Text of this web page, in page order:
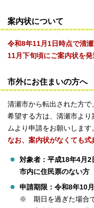
案内状について
令和8年11月1日時点で清
11月下旬頃にご案内状を発
市外にお住まいの方へ
清瀬市から転出された方
希望する方は、清瀬市よ
ムより申請をお願いします
なお、案内状がなくても式
対象者：平成18年4月
市内に住民票のない方
申請期限：令和8年10
※
期日を過ぎた場合